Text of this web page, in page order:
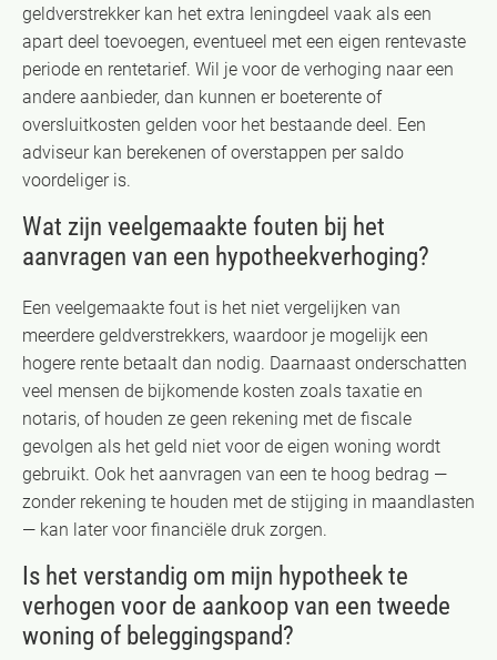
geldverstrekker kan het extra leningdeel vaak als een
apart deel toevoegen, eventueel met een eigen rentevaste
periode en rentetarief. Wil je voor de verhoging naar een
andere aanbieder, dan kunnen er boeterente of
oversluitkosten gelden voor het bestaande deel. Een
adviseur kan berekenen of overstappen per saldo
voordeliger is.
Wat zijn veelgemaakte fouten bij het
aanvragen van een hypotheekverhoging?
Een veelgemaakte fout is het niet vergelijken van
meerdere geldverstrekkers, waardoor je mogelijk een
hogere rente betaalt dan nodig. Daarnaast onderschatten
veel mensen de bijkomende kosten zoals taxatie en
notaris, of houden ze geen rekening met de fiscale
gevolgen als het geld niet voor de eigen woning wordt
gebruikt. Ook het aanvragen van een te hoog bedrag —
zonder rekening te houden met de stijging in maandlasten
— kan later voor financiële druk zorgen.
Is het verstandig om mijn hypotheek te
verhogen voor de aankoop van een tweede
woning of beleggingspand?